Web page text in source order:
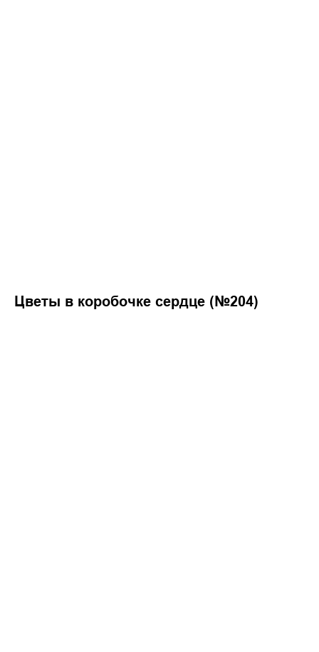
Цветы в коробочке сердце (№204)